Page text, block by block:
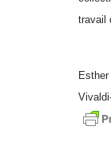
travail